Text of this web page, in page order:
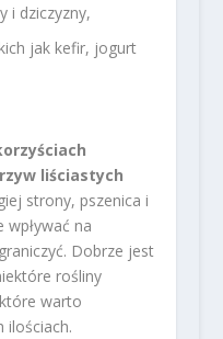
i dziczyzny,
jak kefir, jogurt
liściastych
strony, pszenica i
na
Dobrze jest
rośliny
warto
ilościach.